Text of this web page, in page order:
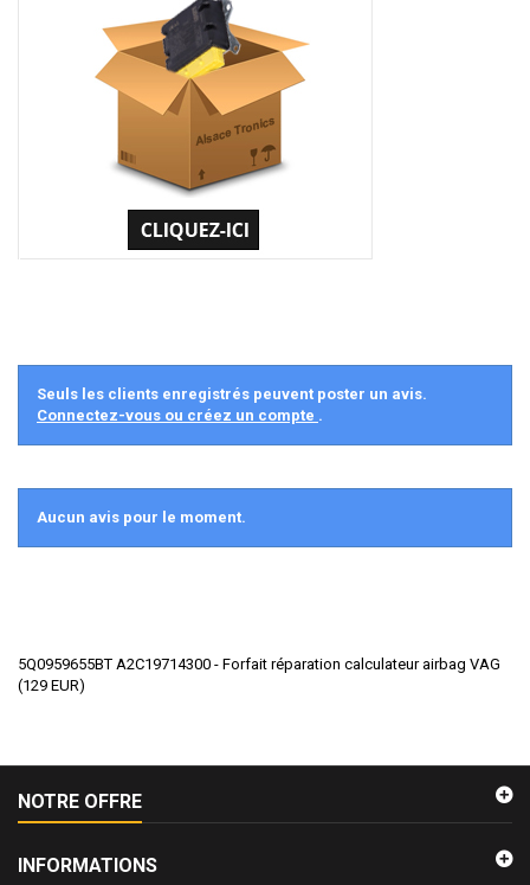
Seuls les clients enregistrés peuvent poster un avis.
Connectez-vous ou créez un compte .
Aucun avis pour le moment.
5Q0959655BT A2C19714300 - Forfait réparation calculateur airbag VAG
(129 EUR)
NOTRE OFFRE
INFORMATIONS